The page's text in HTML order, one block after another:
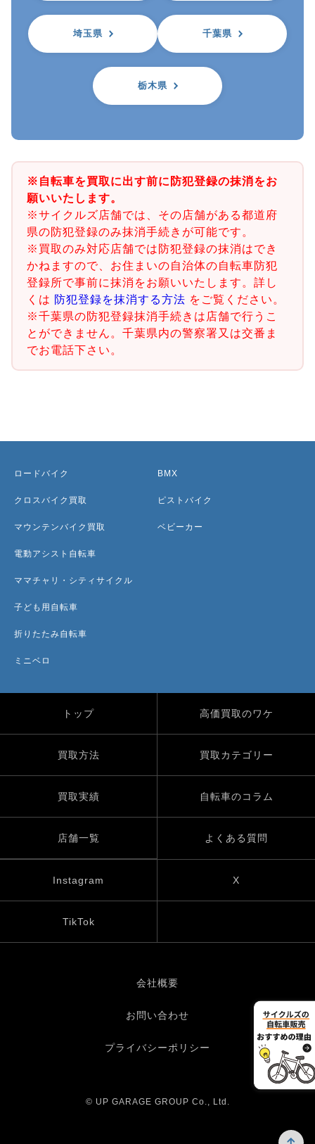
埼玉県 千葉県
栃木県
※自転車を買取に出す前に防犯登録の抹消をお
願いいたします。
※サイクルズ店舗では、その店舗がある都道府
県の防犯登録のみ抹消手続きが可能です。
※買取のみ対応店舗では防犯登録の抹消はでき
かねますので、お住まいの自治体の自転車防犯
登録所で事前に抹消をお願いいたします。詳し
くは 防犯登録を抹消する方法 をご覧ください。
※千葉県の防犯登録抹消手続きは店舗で行うこ
とができません。千葉県内の警察署又は交番ま
でお電話下さい。
ロードバイク
クロスバイク買取
マウンテンバイク買取
電動アシスト自転車
ママチャリ・シティサイクル
子ども用自転車
折りたたみ自転車
ミニベロ
BMX
ピストバイク
ベビーカー
トップ 高価買取のワケ
買取方法 買取カテゴリー
買取実績 自転車のコラム
店舗一覧 よくある質問
Instagram X
TikTok
会社概要
お問い合わせ
プライバシーポリシー
© UP GARAGE GROUP Co., Ltd.